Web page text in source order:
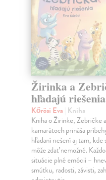
Žirinka a
hľadajú riešenia
Kőrösi Eva| Kniha
Kniha o Žirinke, Zebričke
kamarátoch prináša
hľadaní riešení aj tam, kde
môže zdať nemožné.
situácie plné emócií –
smútku, radosti, závisti,